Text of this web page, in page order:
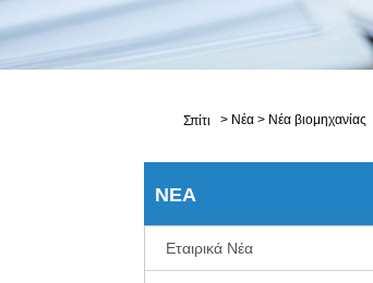
Σπίτι > Νέα > Νέα βιομηχανίας
ΝΈΑ
Εταιρικά Νέα